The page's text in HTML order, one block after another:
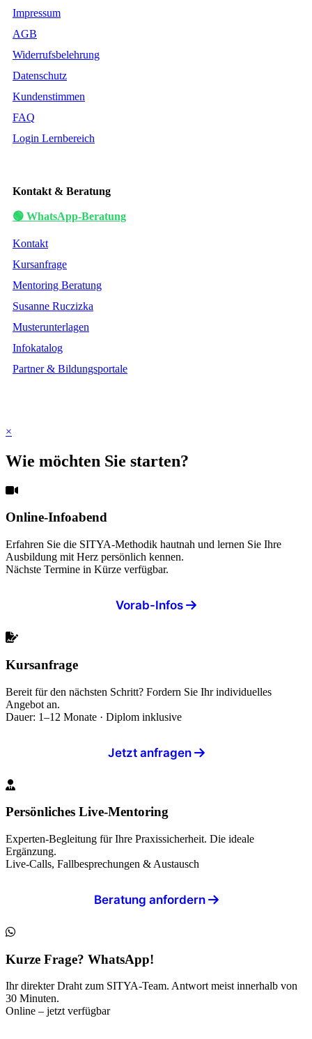
Impressum
AGB
Widerrufsbelehrung
Datenschutz
Kundenstimmen
FAQ
Login Lernbereich
Kontakt & Beratung
🟢 WhatsApp-Beratung
Kontakt
Kursanfrage
Mentoring Beratung
Susanne Ruczizka
Musterunterlagen
Infokatalog
Partner & Bildungsportale
×
Wie möchten Sie starten?
Online-Infoabend
Erfahren Sie die SITYA-Methodik hautnah und lernen Sie Ihre
Ausbildung mit Herz persönlich kennen.
Nächste Termine in Kürze verfügbar.
Vorab-Infos
Kursanfrage
Bereit für den nächsten Schritt? Fordern Sie Ihr individuelles
Angebot an.
Dauer: 1–12 Monate · Diplom inklusive
Jetzt anfragen
Persönliches Live-Mentoring
Experten-Begleitung für Ihre Praxissicherheit. Die ideale
Ergänzung.
Live-Calls, Fallbesprechungen & Austausch
Beratung anfordern
Kurze Frage? WhatsApp!
Ihr direkter Draht zum SITYA-Team. Antwort meist innerhalb von
30 Minuten.
Online – jetzt verfügbar